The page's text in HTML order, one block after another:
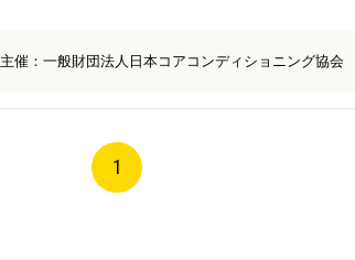
主催：一般財団法人日本コアコンディショニング協会
1